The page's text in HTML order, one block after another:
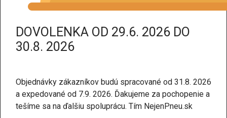
Prihlásiť sa
DOVOLENKA OD 29.6. 2026 DO
30.8. 2026
Objednávky zákazníkov budú spracované od 31.8. 2026
a expedované od 7.9. 2026. Ďakujeme za pochopenie a
tešíme sa na ďalšiu spoluprácu. Tím NejenPneu.sk